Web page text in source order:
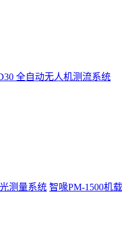
全自动无人机测流系统
测量系统 智喙PM-1500机